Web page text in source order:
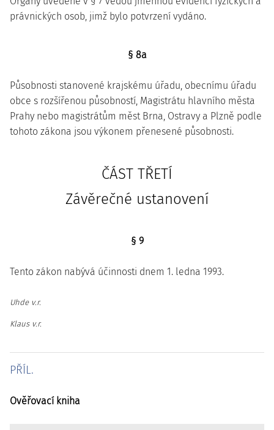
právnických osob, jimž bylo potvrzení vydáno.
§ 8a
Působnosti stanovené krajskému úřadu, obecnímu úřadu
obce s rozšířenou působností, Magistrátu hlavního města
Prahy nebo magistrátům měst Brna, Ostravy a Plzně podle
tohoto zákona jsou výkonem přenesené působnosti.
ČÁST TŘETÍ
Závěrečné ustanovení
§ 9
Tento zákon nabývá účinnosti dnem 1. ledna 1993.
Uhde v.r.
Klaus v.r.
PŘÍL.
Ověřovací kniha